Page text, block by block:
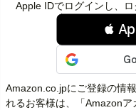
Apple IDでログインし、ロ

Amazon.co.jpにご登録の情
れるお客様は、「Amazon